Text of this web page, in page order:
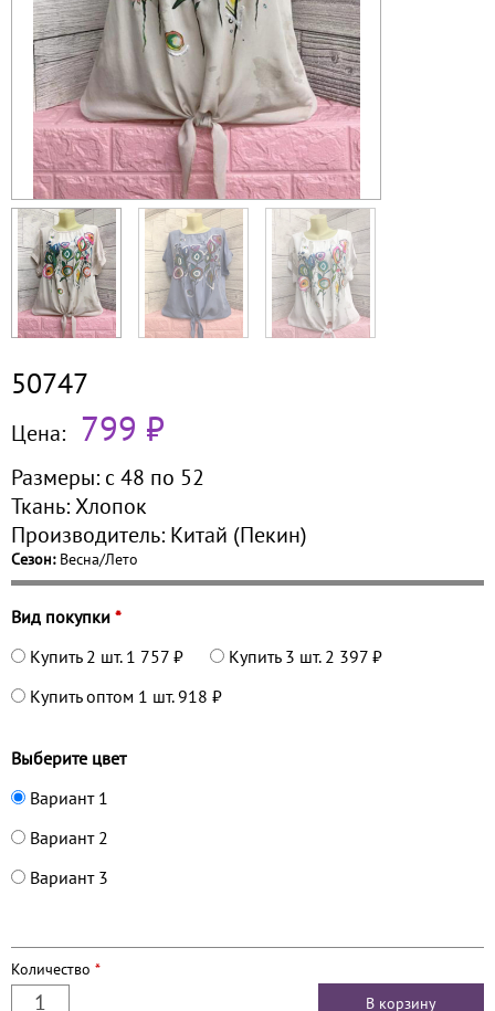
50747
Цена: 799 ₽
Размеры: с 48 по 52
Ткань:Хлопок
Производитель: Китай (Пекин)
Сезон: Весна/Лето
Вид покупки *
Купить 2 шт. 1 757 ₽ Купить 3 шт. 2 397 ₽
Купить оптом 1 шт. 918 ₽
Выберите цвет
Вариант 1
Вариант 2
Вариант 3
Количество *